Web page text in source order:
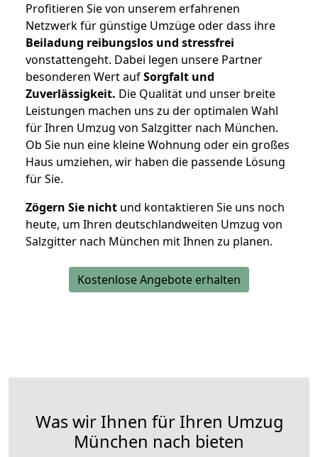
Profitieren Sie von unserem erfahrenen
Netzwerk für günstige Umzüge oder dass ihre
Beiladung reibungslos und stressfrei
vonstattengeht. Dabei legen unsere Partner
besonderen Wert aufSorgfalt und
Zuverlässigkeit. Die Qualität und unser breite
Leistungen machen uns zu der optimalen Wahl
für Ihren Umzug von Salzgitter nach München.
Ob Sie nun eine kleine Wohnung oder ein großes
Haus umziehen, wir haben die passende Lösung
für Sie.
Zögern Sie nicht und kontaktieren Sie uns noch
heute, um Ihren deutschlandweiten Umzug von
Salzgitter nach München mit Ihnen zu planen.
Kostenlose Angebote erhalten
Was wir Ihnen für Ihren Umzug
München nach bieten